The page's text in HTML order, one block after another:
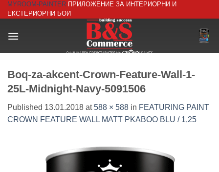
Skip
to
MYROOM-PAINTER ПРИЛОЖЕНИЕ ЗА ИНТЕРИОРНИ И
ЕКСТЕРИОРНИ БОИ
Boq-za-akcent-Crown-Feature-Wall-1-
25L-Midnight-Navy-5091506
Published 13.01.2018 at588 × 588 in FEATURING PAINT
CROWN FEATURE WALL MATT PKABOO BLU / 1,25